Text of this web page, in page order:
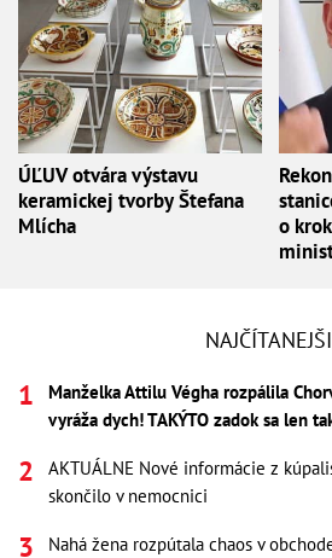
ÚĽUV otvára výstavu
keramickej tvorby Štefana
Mlícha
o
Manželka Attilu Végha rozpálila
vyráža dych! TAKÝTO zadok sa len
AKTUÁLNE Nové informácie z
skončilo v nemocnici
Nahá žena rozpútala chaos v